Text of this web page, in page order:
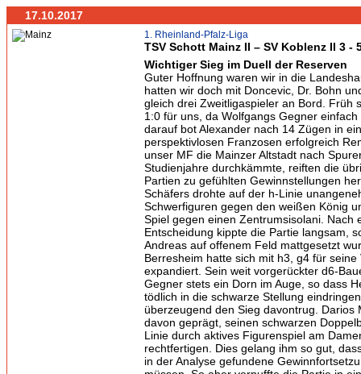
17.10.2017
1. Rheinland-Pfalz-Liga
TSV Schott Mainz II – SV Koblenz II 3 -
Wichtiger Sieg im Duell der Reserven
Guter Hoffnung waren wir in die
hatten wir doch mit Doncevic, Dr. Bohn
gleich drei Zweitligaspieler an Bord. Früh
1:0 für uns, da Wolfgangs Gegner
darauf bot Alexander nach 14 Zügen in
perspektivlosen Franzosen erfolgreich
unser MF die Mainzer Altstadt nach
Studienjahre durchkämmte, reiften die
Partien zu gefühlten Gewinnstellungen
Schäfers drohte auf der h-Linie
Schwerfiguren gegen den weißen König
Spiel gegen einen Zentrumsisolani. Nach
Entscheidung kippte die Partie langsam,
Andreas auf offenem Feld mattgesetzt
Berresheim hatte sich mit h3, g4 für seine
expandiert. Sein weit vorgerückter d6-
Gegner stets ein Dorn im Auge, so dass
tödlich in die schwarze Stellung
überzeugend den Sieg davontrug. Darios
davon geprägt, seinen schwarzen
Linie durch aktives Figurenspiel am
rechtfertigen. Dies gelang ihm so gut,
in der Analyse gefundene